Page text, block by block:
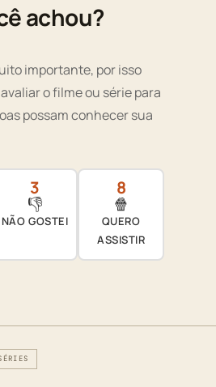
achou?
importante, por isso
o filme ou série para
possam conhecer sua
3
👎
NÃO GOSTEI
8
🍿
QUERO
ASSISTIR